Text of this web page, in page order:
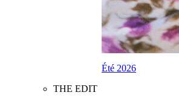
Été 2026
THE EDIT